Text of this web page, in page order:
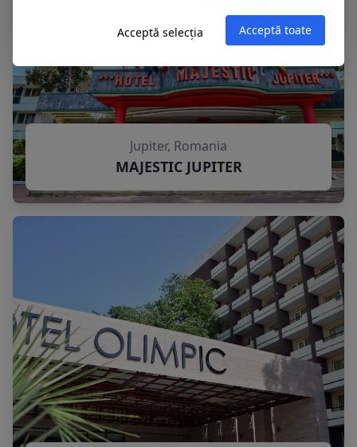
Jupiter, Romania
MAJESTIC JUPITER
Acceptă selecția Acceptă toate